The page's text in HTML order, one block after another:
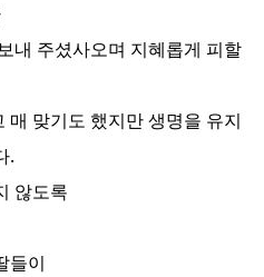
내 주셨사오며 지혜롭게 피할
맞기도 했지만 생명을 유지
.
않도록
들이